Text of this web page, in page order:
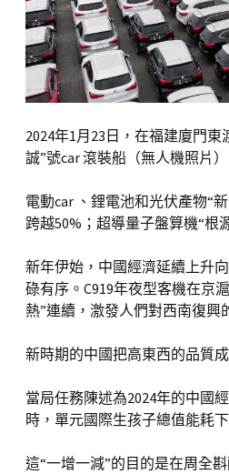
2024年1月23日，在福建廈門
誠”號car 滾裝船（無人機照片
電動car 、鋰電池和光伏產物“
跨越50%；超導量子盤算機“根
新年伊始，中國經濟延續上升
碌有序。C919年夜型客機在京
熱”連續，激發人們對西南復興
新時期的中國把高東西的品質
當局任務陳述為2024年的中國
時，單元國際生孩子總值能耗下
這“一增一減”的目的是在周全